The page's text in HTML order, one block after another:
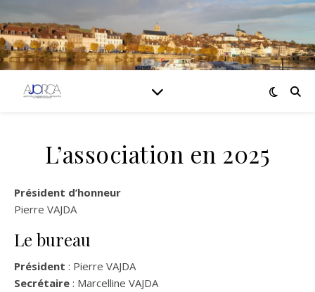
L’association en 2025
Président d’honneur
Pierre VAJDA
Le bureau
Président : Pierre VAJDA
Secrétaire : Marcelline VAJDA